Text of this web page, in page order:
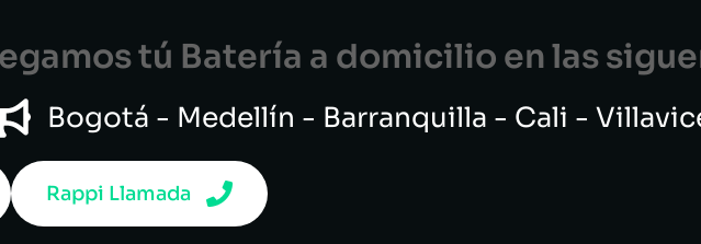
tú Batería a domicilio en las
Bogotá - Medellín - Barranquilla - Cali -
Rappi Llamada